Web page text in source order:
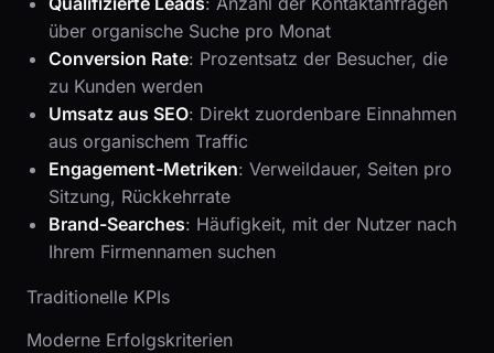
über organische Suche pro Monat
Conversion Rate: Prozentsatz der Besucher, die
zu Kunden werden
Umsatz aus SEO: Direkt zuordenbare Einnahmen
aus organischem Traffic
Engagement-Metriken: Verweildauer, Seiten pro
Sitzung, Rückkehrrate
Brand-Searches: Häufigkeit, mit der Nutzer nach
Ihrem Firmennamen suchen
Traditionelle KPIs
Moderne Erfolgskriterien